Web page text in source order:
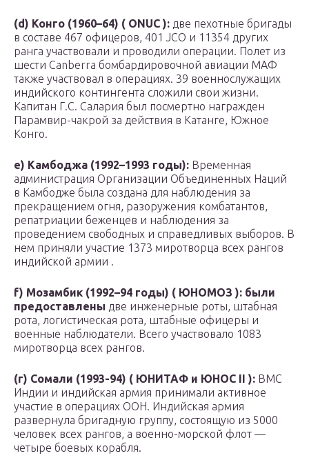
(d) Конго (1960–64) ( ONUC ): две пехотные бригады
в составе 467 офицеров, 401 JCO и 11354 других
ранга участвовали и проводили операции. Полет из
шести Canberra бомбардировочной авиации МАФ
также участвовал в операциях. 39 военнослужащих
индийского контингента сложили свои жизни.
Капитан Г.С. Салария был посмертно награжден
Парамвир-чакрой за действия в Катанге, Южное
Конго.
e) Камбоджа (1992–1993 годы): Временная
администрация Организации Объединенных Наций
в Камбодже была создана для наблюдения за
прекращением огня, разоружения комбатантов,
репатриации беженцев и наблюдения за
проведением свободных и справедливых выборов. В
нем приняли участие 1373 миротворца всех рангов
индийской армии .
f) Мозамбик (1992–94 годы) ( ЮНОМОЗ ): были
предоставлены две инженерные роты, штабная
рота, логистическая рота, штабные офицеры и
военные наблюдатели. Всего участвовало 1083
миротворца всех рангов.
(г) Сомали (1993-94) ( ЮНИТАФ и ЮНОС II ): ВМС
Индии и индийская армия принимали активное
участие в операциях ООН. Индийская армия
развернула бригадную группу, состоящую из 5000
человек всех рангов, а военно-морской флот —
четыре боевых корабля.